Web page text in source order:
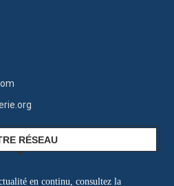
RÉSEAU
en continu, consultez la